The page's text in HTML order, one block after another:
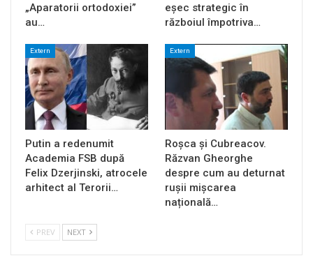
„Aparatorii ortodoxiei”
au…
eșec strategic în
războiul împotriva…
Extern
Putin a redenumit
Academia FSB după
Felix Dzerjinski, atrocele
arhitect al Terorii…
Extern
Roșca și Cubreacov.
Răzvan Gheorghe
despre cum au deturnat
rușii mișcarea
națională…
PREV NEXT